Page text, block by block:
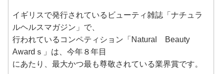
イギリスで発行されているビューティ雑誌「ナチュラ
ルヘルスマガジン」で、
行われているコンペティション「Natural Beauty
Awardｓ」は、今年８年目
にあたり、最大かつ最も尊敬されている業界賞です。